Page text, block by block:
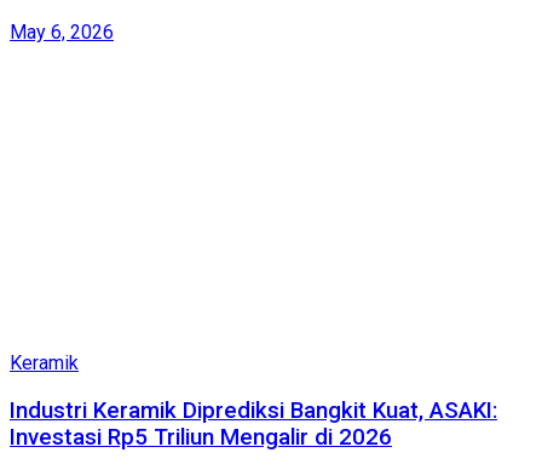
May 6, 2026
Keramik
Industri Keramik Diprediksi Bangkit Kuat, ASAKI:
Investasi Rp5 Triliun Mengalir di 2026